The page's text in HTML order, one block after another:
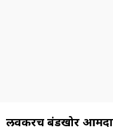
लवकरच बंडखोर